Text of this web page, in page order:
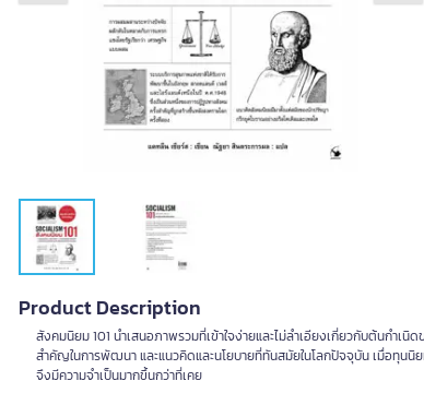
Product Description
สังคมนิยม 101 นำเสนอภาพรวมที่เข้าใจง่ายและไม่ลำเอียงเกี่ยวกับต้นกำ
สำคัญในการพัฒนา และแนวคิดและนโยบายที่ทันสมัยในโลกปัจจุบัน เมื่อทุนนิ
จึงมีความจำเป็นมากขึ้นกว่าที่เคย